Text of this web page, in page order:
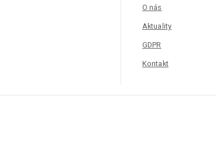
O nás
Aktuality
GDPR
Kontakt